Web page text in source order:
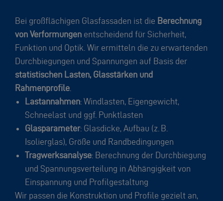
Bei großflächigen Glasfassaden ist die Berechnung
von Verformungen entscheidend für Sicherheit,
Funktion und Optik. Wir ermitteln die zu erwartenden
Durchbiegungen und Spannungen auf Basis der
statistischen Lasten, Glasstärken und
Rahmenprofile
Lastannahmen: Windlasten, Eigengewicht,
Schneelast und ggf. Punktlasten
Glasparameter: Glasdicke, Aufbau (z. B.
Isolierglas), Größe und Randbedingungen
Tragwerksanalyse: Berechnung der Durchbiegung
und Spannungsverteilung in Abhängigkeit von
Einspannung und Profilgestaltung
Wir passen die Konstruktion und Profile gezielt an,